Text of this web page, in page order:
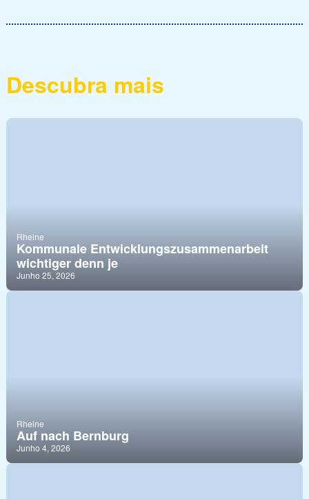
Descubra mais
Rheine
Kommunale Entwicklungszusammenarbeit
wichtiger denn je
Junho 25, 2026
Rheine
Auf nach Bernburg
Junho 4, 2026